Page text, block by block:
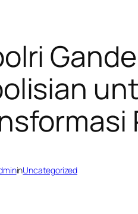
inUncategorized